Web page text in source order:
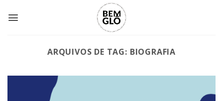
ARQUIVOS DE TAG: BIOGRAFIA